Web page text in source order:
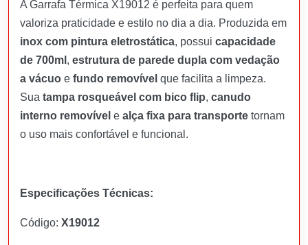
A Garrafa Térmica X19012 é perfeita para quem
valoriza praticidade e estilo no dia a dia. Produzida em
inox com pintura eletrostática, possui capacidade
de 700ml , estrutura de parede dupla com vedação
a vácuo e fundo removível que facilita a limpeza.
Sua tampa rosqueável com bico flip, canudo
interno removível e alça fixa para transporte tornam
o uso mais confortável e funcional.
Especificações Técnicas:
Código: X19012